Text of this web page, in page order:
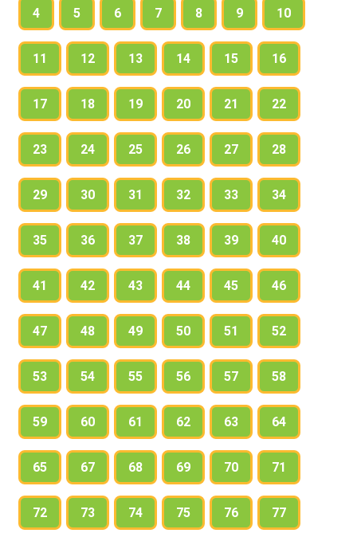
4 5 6 7 8 9 10
11 12 13 14 15 16
17 18 19 20 21 22
23 24 25 26 27 28
29 30 31 32 33 34
35 36 37 38 39 40
41 42 43 44 45 46
47 48 49 50 51 52
53 54 55 56 57 58
59 60 61 62 63 64
65 67 68 69 70 71
72 73 74 75 76 77